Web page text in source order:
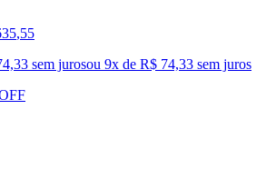
,55
sem jurosou 9x de R$ 74,33 sem juros